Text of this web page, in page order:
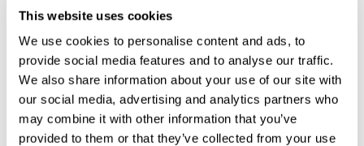
This website uses cookies
We use cookies to personalise content and ads, to
provide social media features and to analyse our traffic.
We also share information about your use of our site with
our social media, advertising and analytics partners who
may combine it with other information that you’ve
provided to them or that they’ve collected from your use
Il prodotto può anche essere integrato nel sistema
WISE come modulo a portata costante con il
controllo delle valvole dell’acqua
Installazione intuitiva con due lati dei raccordi
dell’acqua opzionali e un raccordo per l’aria
centrale
Disponibile anche con dispositivo di controllo